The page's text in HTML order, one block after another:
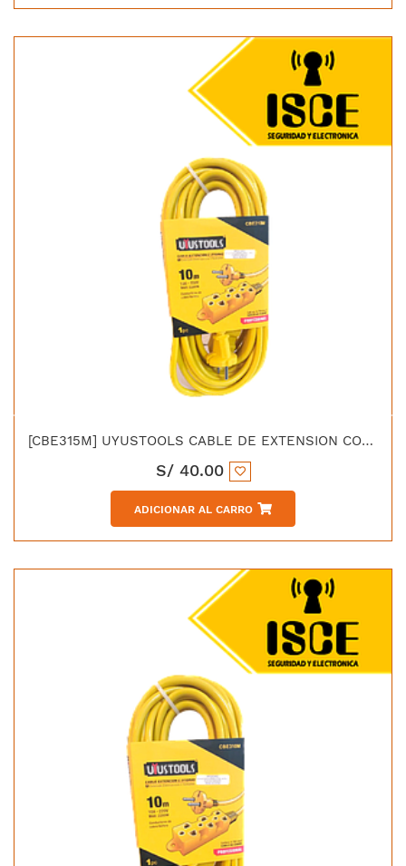
[CBE315M] UYUSTOOLS CABLE DE EXTENSION CON 3 TOMAS 15M
S/ 40.00
ADICIONAR AL CARRO